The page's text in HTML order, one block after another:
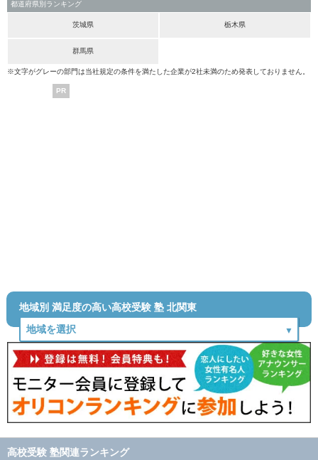
都道府県別ランキング
茨城県 栃木県
群馬県
※文字がグレーの部門は当社規定の条件を満たした企業が2社未満のため発表しておりません。
PR
地域別 満足度の高い高校受験 塾 北関東
高校受験 塾関連ランキング